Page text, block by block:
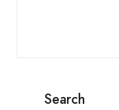
Search